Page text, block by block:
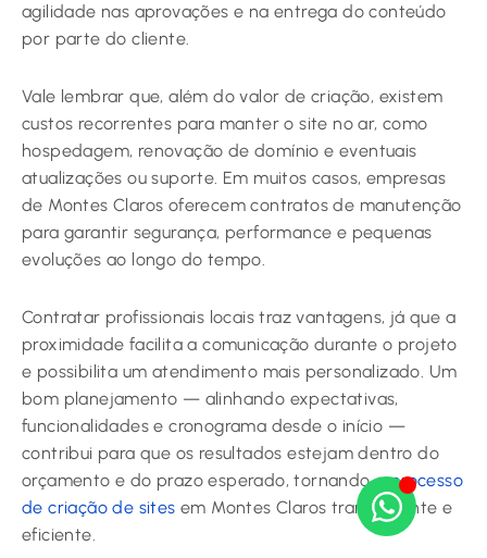
agilidade nas aprovações e na entrega do conteúdo
por parte do cliente.
Vale lembrar que, além do valor de criação, existem
custos recorrentes para manter o site no ar, como
hospedagem, renovação de domínio e eventuais
atualizações ou suporte. Em muitos casos, empresas
de Montes Claros oferecem contratos de manutenção
para garantir segurança, performance e pequenas
evoluções ao longo do tempo.
Contratar profissionais locais traz vantagens, já que a
proximidade facilita a comunicação durante o projeto
e possibilita um atendimento mais personalizado. Um
bom planejamento — alinhando expectativas,
funcionalidades e cronograma desde o início —
contribui para que os resultados estejam dentro do
orçamento e do prazo esperado, tornando oprocesso
de criação de sites em Montes Claros transparente e
eficiente.